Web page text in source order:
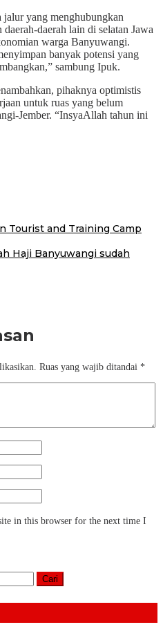
jalur yang menghubungkan
daerah lain di selatan Jawa
warga Banyuwangi.
banyak potensi yang
sambung Ipuk.
pihaknya optimistis
untuk ruas yang belum
Jember. “InsyaAllah tahun ini
Tourist and Training Camp
Haji Banyuwangi sudah
Ruas yang wajib ditandai *
in this browser for the next time I